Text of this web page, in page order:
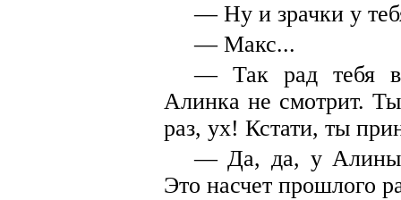
— Ну и зрачки у
— Макс...
— Так рад тебя
Алинка не смотрит.
раз, ух! Кстати, ты
— Да, да, у
Это насчет прошлого